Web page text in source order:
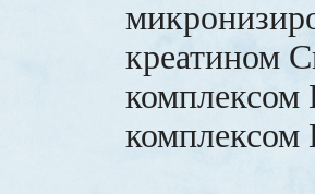
креатином
комплексом